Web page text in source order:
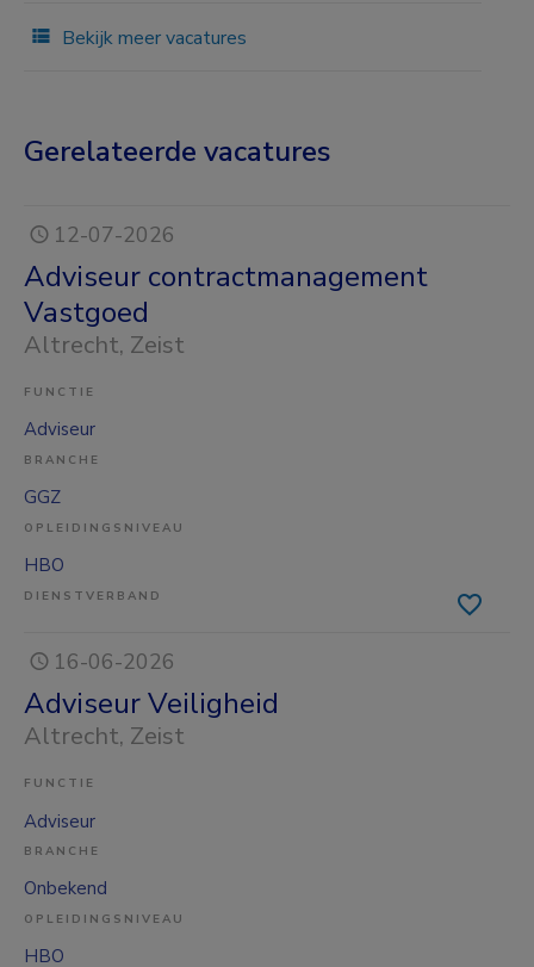
Bekijk meer vacatures
Gerelateerde vacatures
12-07-2026
Adviseur contractmanagement
Vastgoed
Altrecht, Zeist
FUNCTIE
Adviseur
BRANCHE
GGZ
OPLEIDINGSNIVEAU
HBO
DIENSTVERBAND
16-06-2026
Adviseur Veiligheid
Altrecht, Zeist
FUNCTIE
Adviseur
BRANCHE
Onbekend
OPLEIDINGSNIVEAU
HBO